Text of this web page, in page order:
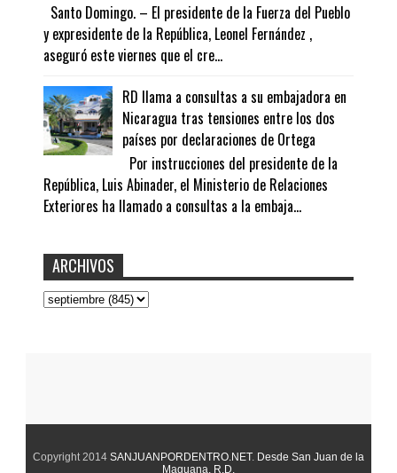
Santo Domingo. – El presidente de la Fuerza del Pueblo
y expresidente de la República, Leonel Fernández ,
aseguró este viernes que el cre...
RD llama a consultas a su embajadora en
Nicaragua tras tensiones entre los dos
países por declaraciones de Ortega
Por instrucciones del presidente de la
República, Luis Abinader, el Ministerio de Relaciones
Exteriores ha llamado a consultas a la embaja...
ARCHIVOS
Copyright 2014 SANJUANPORDENTRO.NET. Desde San Juan de la
Maguana. R.D.